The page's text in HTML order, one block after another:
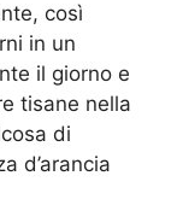
così
in un
il giorno e
tisane nella
di
d’arancia